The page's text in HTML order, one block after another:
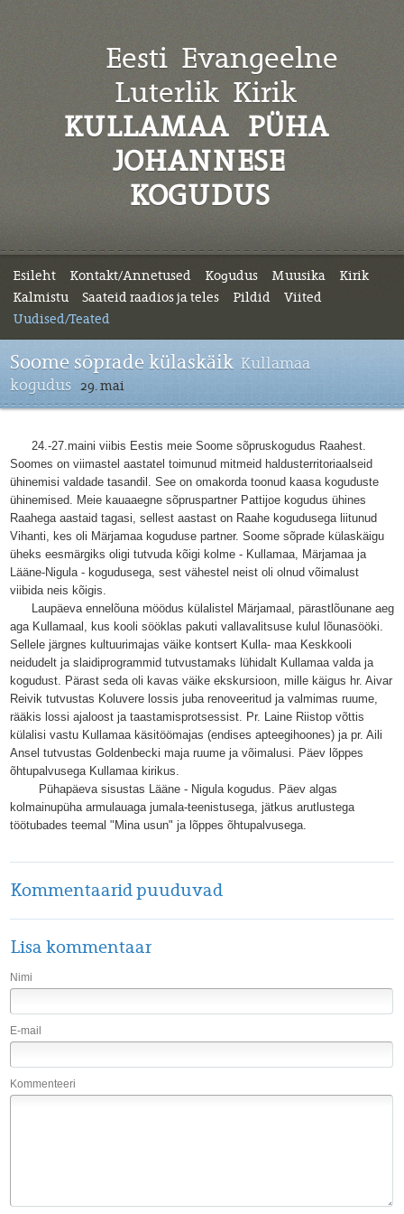
Eesti Evangeelne
Luterlik Kirik
KULLAMAA PÜHA
JOHANNESE
KOGUDUS
Esileht Kontakt/Annetused Kogudus Muusika
Kirik
Kalmistu
Saateid raadios ja teles Pildid
Viited
Uudised/Teated
Soome sõprade külaskäik Kullamaa
kogudus 29. mai
24.-27.maini viibis Eestis meie Soome sõpruskogudus Raahest.
Soomes on viimastel aastatel toimunud mitmeid haldusterritoriaalseid
ühinemisi valdade tasandil. See on omakorda toonud kaasa koguduste
ühinemised. Meie kauaaegne sõpruspartner Pattijoe kogudus ühines
Raahega aastaid tagasi, sellest aastast on Raahe kogudusega liitunud
Vihanti, kes oli Märjamaa koguduse partner. Soome sõprade külaskäigu
üheks eesmärgiks oligi tutvuda kõigi kolme - Kullamaa, Märjamaa ja
Lääne-Nigula - kogudusega, sest vähestel neist oli olnud võimalust
viibida neis kõigis.
Laupäeva ennelõuna möödus külalistel Märjamaal, pärastlõunane aeg
aga Kullamaal, kus kooli sööklas pakuti vallavalitsuse kulul lõunasööki.
Sellele järgnes kultuurimajas väike kontsert Kulla- maa Keskkooli
neidudelt ja slaidiprogrammid tutvustamaks lühidalt Kullamaa valda ja
kogudust. Pärast seda oli kavas väike ekskursioon, mille käigus hr. Aivar
Reivik tutvustas Koluvere lossis juba renoveeritud ja valmimas ruume,
rääkis lossi ajaloost ja taastamisprotsessist. Pr. Laine Riistop võttis
külalisi vastu Kullamaa käsitöömajas (endises apteegihoones) ja pr. Aili
Ansel tutvustas Goldenbecki maja ruume ja võimalusi. Päev lõppes
õhtupalvusega Kullamaa kirikus.
Pühapäeva sisustas Lääne - Nigula kogudus. Päev algas
kolmainupüha armulauaga jumala-teenistusega, jätkus arutlustega
töötubades teemal "Mina usun" ja lõppes õhtupalvusega.
Kommentaarid puuduvad
Lisa kommentaar
Nimi
E-mail
Kommenteeri